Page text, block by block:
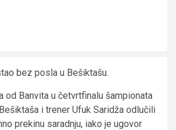
bez posla u Bešiktašu.
od Banvita u četvrtfinalu šampionata
i trener Ufuk Saridža odlučili
prekinu saradnju, iako je ugovor